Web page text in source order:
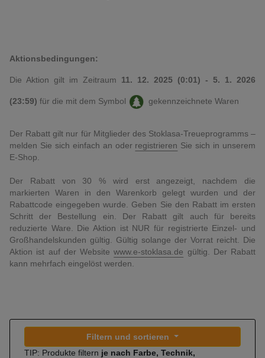
Aktionsbedingungen:
Die Aktion gilt im Zeitraum 11. 12. 2025 (0:01) - 5. 1. 2026
(23:59) für die mit dem Symbol gekennzeichnete Waren
Der Rabatt gilt nur für Mitglieder des Stoklasa-Treueprogramms –
melden Sie sich einfach an oder registrieren Sie sich in unserem
E-Shop.
Der Rabatt von 30 % wird erst angezeigt, nachdem die
markierten Waren in den Warenkorb gelegt wurden und der
Rabattcode eingegeben wurde. Geben Sie den Rabatt im ersten
Schritt der Bestellung ein. Der Rabatt gilt auch für bereits
reduzierte Ware. Die Aktion ist NUR für registrierte Einzel- und
Großhandelskunden gültig. Gültig solange der Vorrat reicht. Die
Aktion ist auf der Websitewww.e-stoklasa.de gültig. Der Rabatt
kann mehrfach eingelöst werden.
Filtern und sortieren
TIP: Produkte filtern je nach Farbe, Technik,